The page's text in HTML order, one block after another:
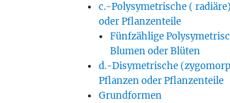
c.-Polysymetrische (
oder Pflanzenteile
Fünfzählige
Blumen oder Blüten
d.-Disymetrische
Pflanzen oder Pflanzenteile
Grundformen